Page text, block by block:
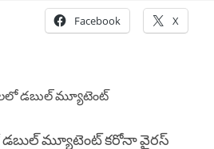
Facebook X
మ్యూటెంట్ కరోనా వైరస్